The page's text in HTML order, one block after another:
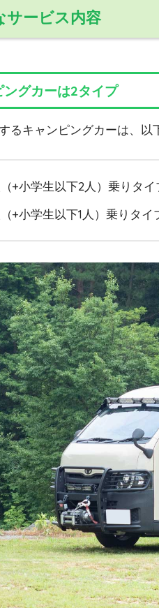
サービス内容
ングカーは2タイプ
るキャンピングカーは、以
+小学生以下2人）乗りタイ
+小学生以下1人）乗りタイ